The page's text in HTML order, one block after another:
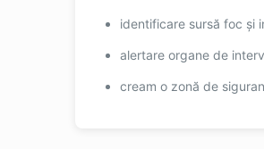
identificare sursă foc și
alertare organe de
cream o zonă de